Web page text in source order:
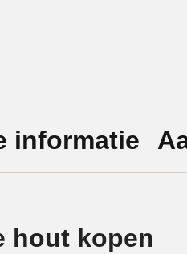
informatie
hout kopen